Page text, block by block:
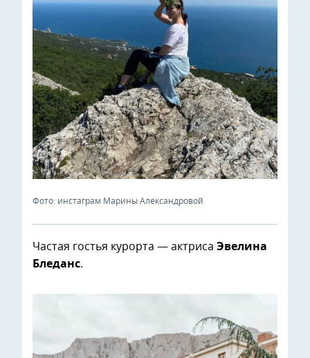
Фото: инстаграм Марины Александровой
Частая гостья курорта — актриса Эвелина
Бледанс.